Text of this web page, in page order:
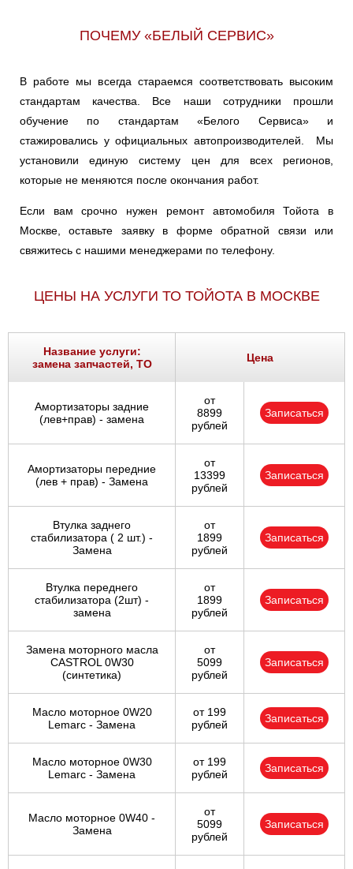
PROBOX/SUCCEED RAUM
RAV RAV 4 RUSH
SEQUOIA SIENNA SPRINTER
VIOS VIOS/YARIS WILL
WISH YARIS bB
ПОЧЕМУ «БЕЛЫЙ СЕРВИС»
В работе мы всегда стараемся соответствовать высоким
стандартам качества. Все наши сотрудники прошли
обучение по стандартам «Белого Сервиса» и
стажировались у официальных автопроизводителей. Мы
установили единую систему цен для всех регионов,
которые не меняются после окончания работ.
Если вам срочно нужен ремонт автомобиля Тойота в
Москве, оставьте заявку в форме обратной связи или
свяжитесь с нашими менеджерами по телефону.
ЦЕНЫ НА УСЛУГИ ТО ТОЙОТА В МОСКВЕ
Название услуги:
замена запчастей, ТО
Цена
Амортизаторы задние
(лев+прав) - замена
от
8899
рублей
Записаться
Амортизаторы передние
(лев + прав) - Замена
от
13399
рублей
Записаться
Втулка заднего
стабилизатора ( 2 шт.) -
Замена
от
1899
рублей
Записаться
Втулка переднего
стабилизатора (2шт) -
замена
от
1899
рублей
Записаться
Замена моторного масла
CASTROL 0W30
(синтетика)
от
5099
рублей
Записаться
Масло моторное 0W20
Lemarc - Замена
от 199
рублей
Записаться
Масло моторное 0W30
Lemarc - Замена
от 199
рублей
Записаться
Масло моторное 0W40 -
Замена
от
5099
рублей
Записаться